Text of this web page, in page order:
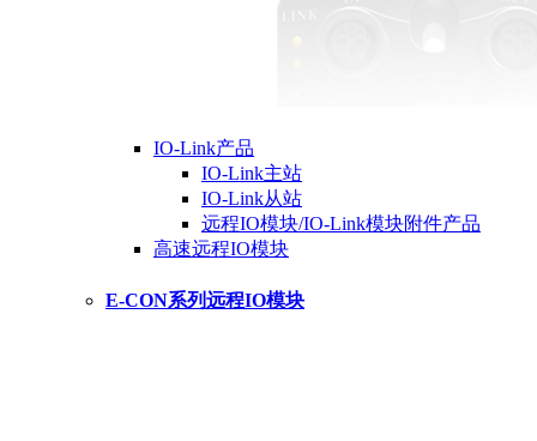
IO-Link产品
IO-Link主站
IO-Link从站
远程IO模块/IO-Link模块附件产品
高速远程IO模块
E-CON系列远程IO模块